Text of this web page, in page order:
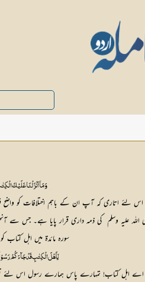
وَمَآ اَنْزَلْنَا عَلَيْكَ
اتاری کہ آپ ان کے باہم اختلافات کو واضح
علیہ وسلم  کی ذمہ داری قرار پایا ہے۔ جس سے
سورہ مائدۃ میں اہل
يٰٓاَهْلَ الْكِتٰبِ قَدْ جَاۗءَكُمْ
اے اہل کتاب! تمہارے پاس ہمارے رسول اس لئے